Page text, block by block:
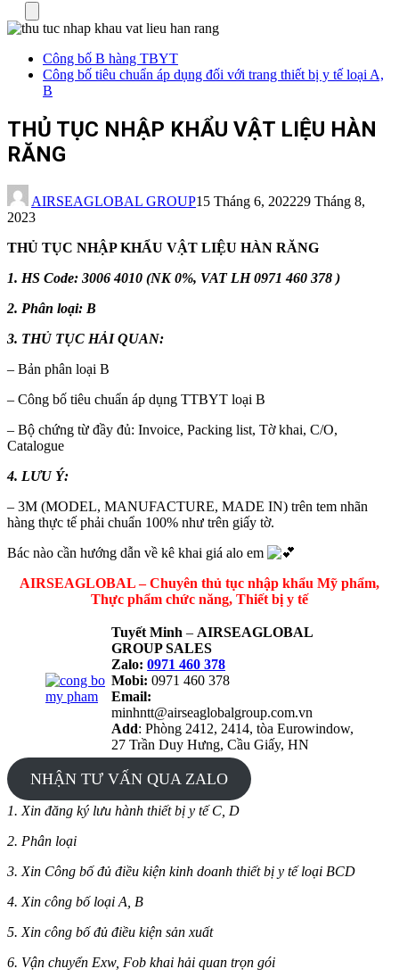
Công bố B hàng TBYT
Công bố tiêu chuẩn áp dụng đối với trang thiết bị y tế loại A,
B
THỦ TỤC NHẬP KHẨU VẬT LIỆU HÀN
RĂNG
AIRSEAGLOBAL GROUP15 Tháng 6, 202229 Tháng 8,
2023
THỦ TỤC NHẬP KHẨU VẬT LIỆU HÀN RĂNG
1. HS Code: 3006 4010 (NK 0%, VAT LH 0971 460 378 )
2. Phân loại: B
3. THỦ TỤC HẢI QUAN:
– Bản phân loại B
– Công bố tiêu chuẩn áp dụng TTBYT loại B
– Bộ chứng từ đầy đủ: Invoice, Packing list, Tờ khai, C/O,
Catalogue
4. LƯU Ý:
– 3M (MODEL, MANUFACTURE, MADE IN) trên tem nhãn
hàng thực tế phải chuẩn 100% như trên giấy tờ.
Bác nào cần hướng dẫn về kê khai giá alo em
AIRSEAGLOBAL – Chuyên thủ tục nhập khẩu Mỹ phẩm,
Thực phẩm chức năng, Thiết bị y tế
Tuyết Minh – AIRSEAGLOBAL
GROUP SALES
Zalo: 0971 460 378
Mobi: 0971 460 378
Email:
minhntt@airseaglobalgroup.com.vn
Add: Phòng 2412, 2414, tòa Eurowindow,
27 Trần Duy Hưng, Cầu Giấy, HN
NHẬN TƯ VẤN QUA ZALO
1. Xin đăng ký lưu hành thiết bị y tế C, D
2. Phân loại
3. Xin Công bố đủ điều kiện kinh doanh thiết bị y tế loại BCD
4. Xin công bố loại A, B
5. Xin công bố đủ điều kiện sản xuất
6. Vận chuyển Exw, Fob khai hải quan trọn gói